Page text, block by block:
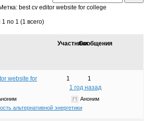
best cv editor website for college
по 1 (1 всего)
УчастникиСообщения
website for
альтернативной энергетики
1
1
1 год назад
Аноним